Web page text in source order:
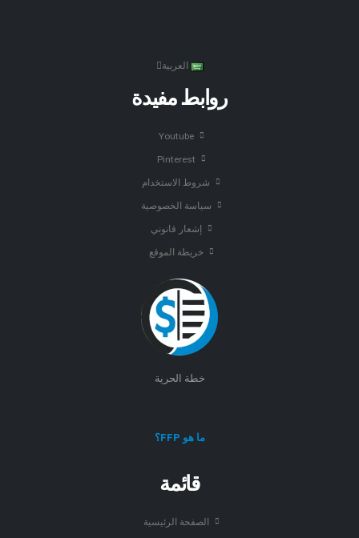
العربية
روابط مفيدة
Youtube
Pinterest
شروط الاستخدام
سياسة الخصوصية
إشعار قانوني
خريطة الموقع
خطة الحرية
ما هو FFP؟
قائمة
الصفحة الرئيسية